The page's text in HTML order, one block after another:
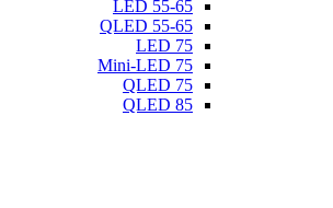
LED 55-65
QLED 55-65
LED 75
Mini-LED 75
QLED 75
QLED 85